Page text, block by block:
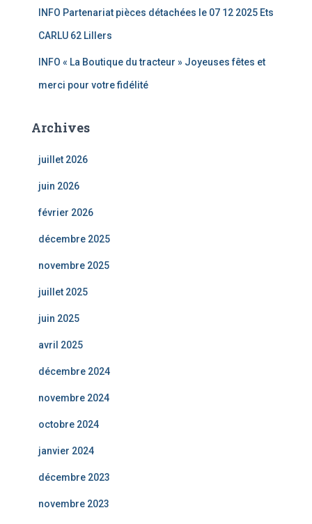
INFO Partenariat pièces détachées le 07 12 2025 Ets
CARLU 62 Lillers
INFO « La Boutique du tracteur » Joyeuses fêtes et
merci pour votre fidélité
Archives
juillet 2026
juin 2026
février 2026
décembre 2025
novembre 2025
juillet 2025
juin 2025
avril 2025
décembre 2024
novembre 2024
octobre 2024
janvier 2024
décembre 2023
novembre 2023